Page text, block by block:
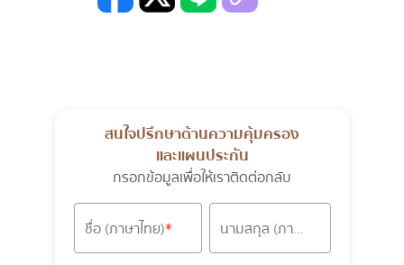
สนใจปรึกษาด้านความคุ้มครอง
และแผนประกัน
กรอกข้อมูลเพื่อให้เราติดต่อกลับ
ชื่อ (ภาษาไทย) นามสกุล (ภาษาไทย)